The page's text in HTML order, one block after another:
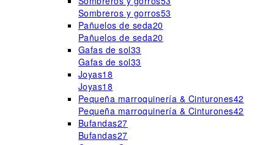
Sombreros y gorros53
Pañuelos de seda20
Pañuelos de seda20
Gafas de sol33
Gafas de sol33
Joyas18
Joyas18
Pequeña marroquinería & Cinturones42
Pequeña marroquinería & Cinturones42
Bufandas27
Bufandas27